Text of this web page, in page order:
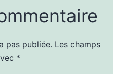
pas publiée. Les champs
*